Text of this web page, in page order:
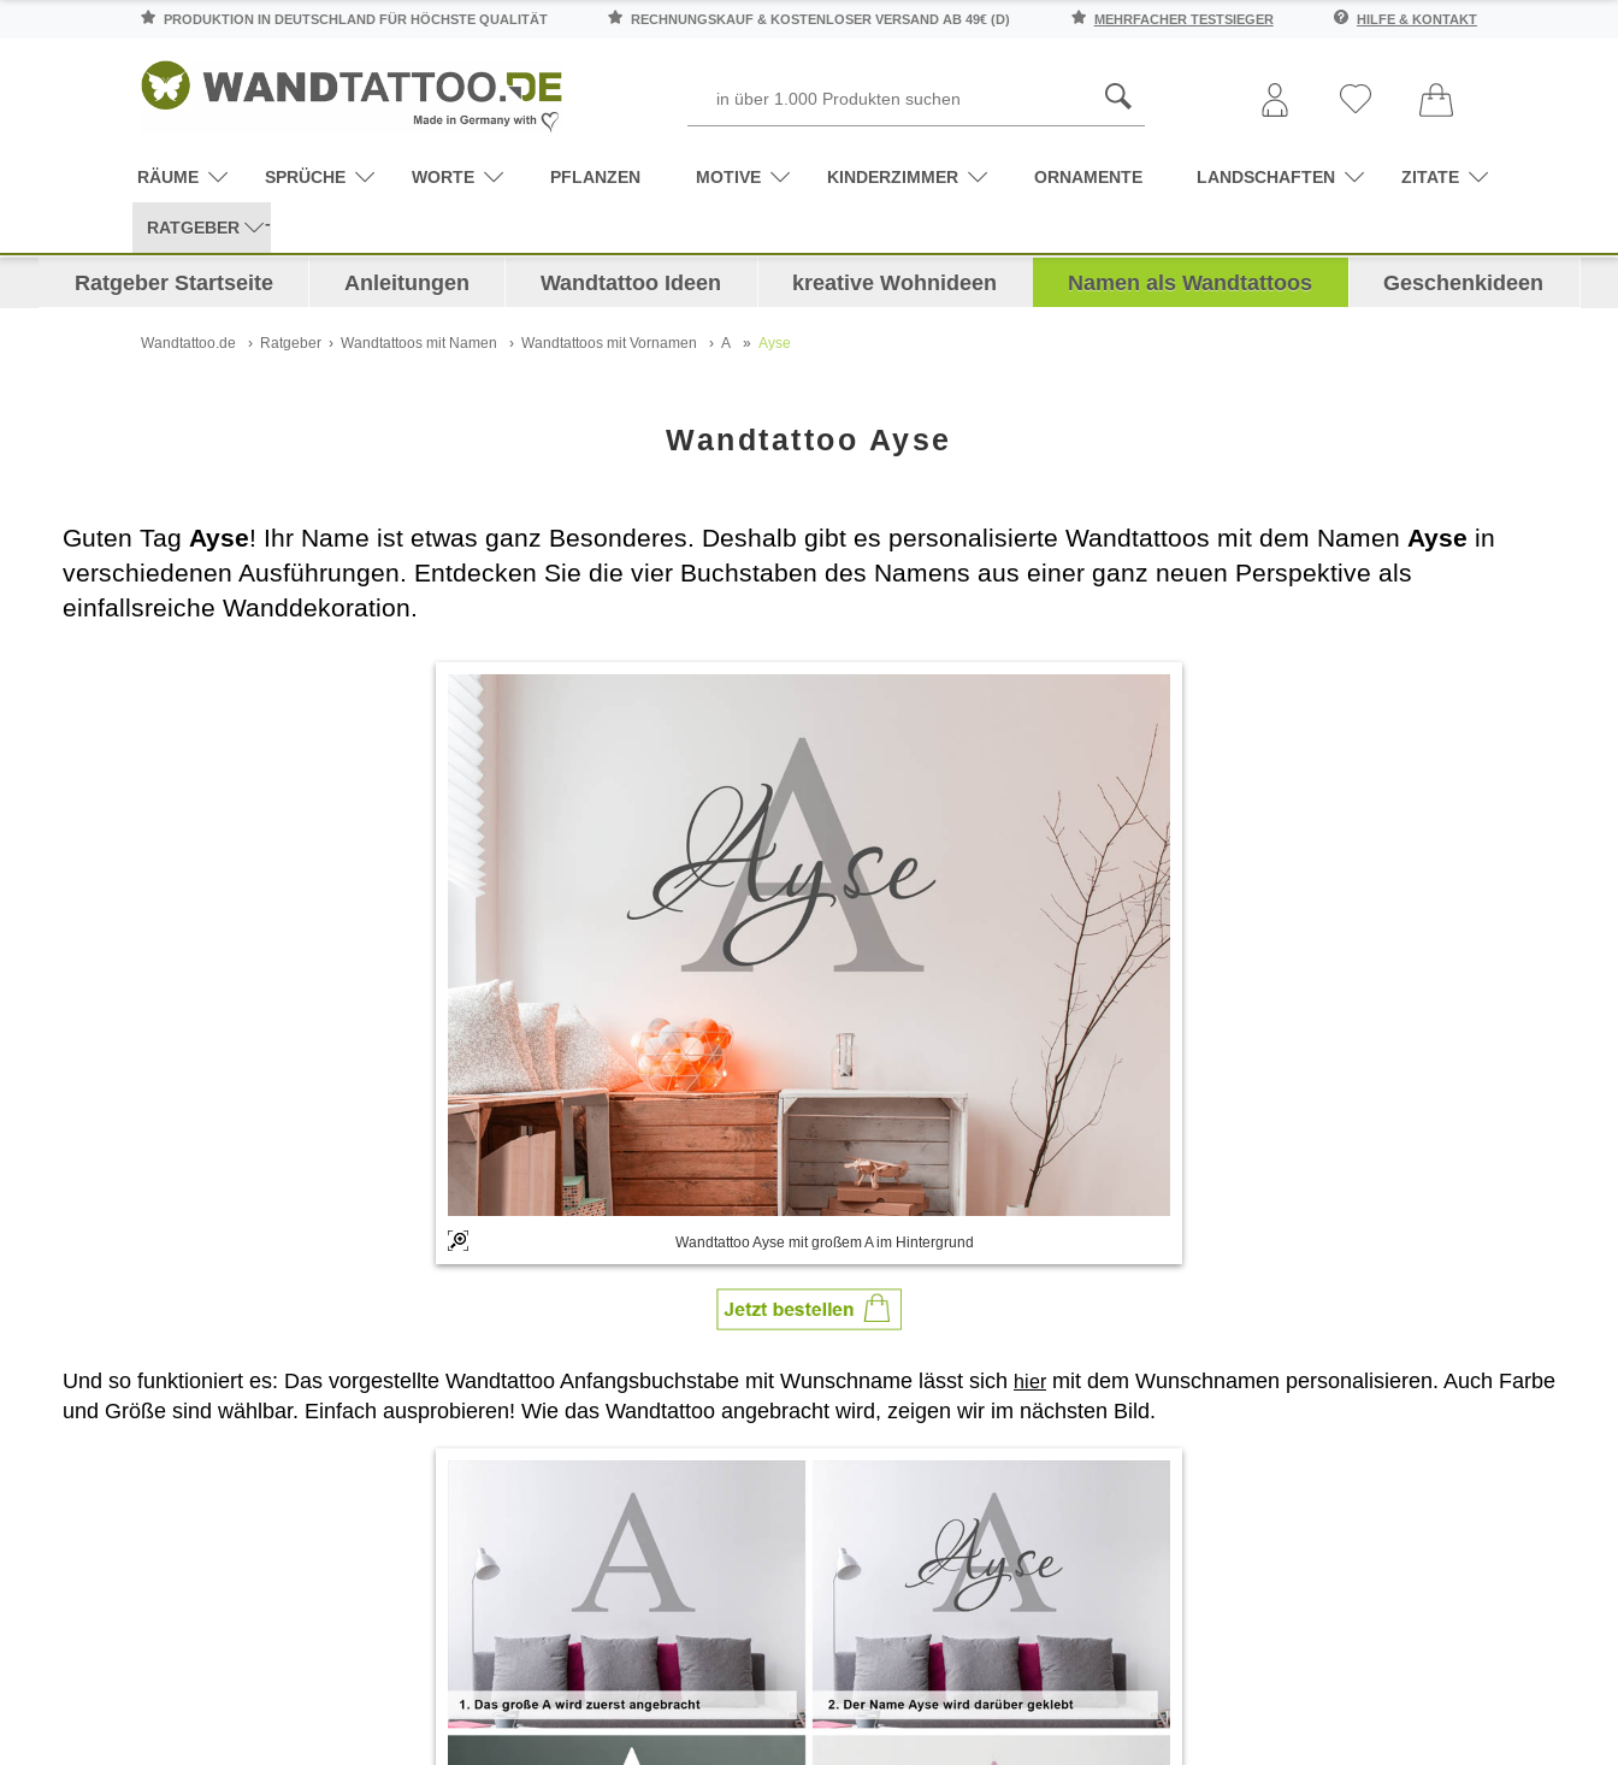
PRODUKTION IN DEUTSCHLAND FÜR HÖCHSTE QUALITÄT RECHNUNGSKAUF & KOSTENLOSER VERSAND AB 49€ (D) MEHRFACHER TESTSIEGER HILFE & KONTAKT
RÄUME SPRÜCHE WORTE PFLANZEN MOTIVE KINDERZIMMER ORNAMENTE LANDSCHAFTEN ZITATE
RATGEBER
Ratgeber Startseite Anleitungen Wandtattoo Ideen kreative Wohnideen Namen als Wandtattoos Geschenkideen
Wandtattoo.de Ratgeber Wandtattoos mit Namen Wandtattoos mit Vornamen A Ayse
Wandtattoo Ayse
Guten Tag Ayse! Ihr Name ist etwas ganz Besonderes. Deshalb gibt es personalisierte Wandtattoos mit dem Namen Ayse in
verschiedenen Ausführungen. Entdecken Sie die vier Buchstaben des Namens aus einer ganz neuen Perspektive als
einfallsreiche Wanddekoration.
Wandtattoo Ayse mit großem A im Hintergrund
Und so funktioniert es: Das vorgestellte Wandtattoo Anfangsbuchstabe mit Wunschname lässt sich hier mit dem Wunschnamen personalisieren. Auch Farbe
und Größe sind wählbar. Einfach ausprobieren! Wie das Wandtattoo angebracht wird, zeigen wir im nächsten Bild.